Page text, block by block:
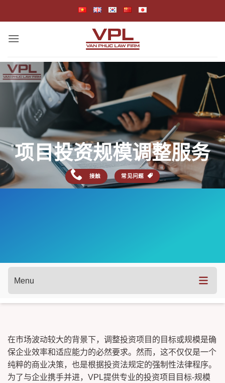
项目投资规模调整服务
接触 常见问题
Menu
在市场波动较大的背景下，调整投资项目的目标或规模是确
保企业效率和适应能力的必然要求。然而，这不仅仅是一个
纯粹的商业决策，也是根据投资法规定的强制性法律程序。
为了与企业携手并进，VPL提供专业的投资项目目标-规模